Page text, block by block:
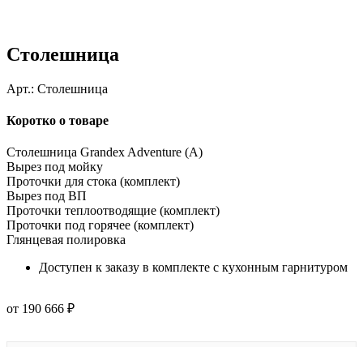
Столешница
Арт.: Столешница
Коротко о товаре
Столешница Grandex Adventure (A)
Вырез под мойку
Проточки для стока (комплект)
Вырез под ВП
Проточки теплоотводящие (комплект)
Проточки под горячее (комплект)
Глянцевая полировка
Доступен к заказу в комплекте с кухонным гарнитуром
от 190 666 ₽